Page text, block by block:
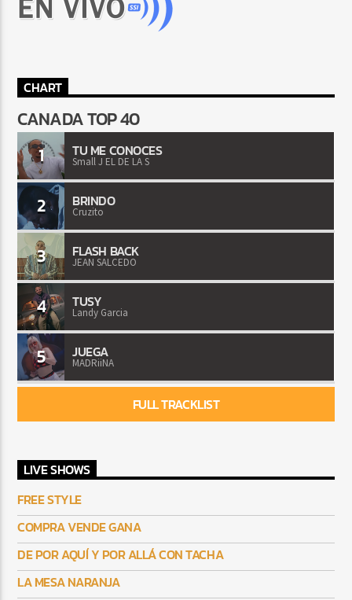
CHART
CANADA TOP 40
1 TU ME CONOCES
Small J EL DE LA S
2 BRINDO
Cruzito
3 FLASH BACK
JEAN SALCEDO
4 TUSY
Landy Garcia
5 JUEGA
MADRiiNA
FULL TRACKLIST
LIVE SHOWS
FREE STYLE
COMPRA VENDE GANA
DE POR AQUÍ Y POR ALLÁ CON TACHA
LA MESA NARANJA